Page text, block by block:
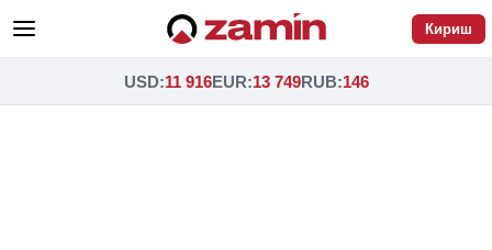
Кириш
USD:11 916EUR:13 749RUB:146